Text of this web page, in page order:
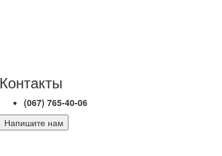
Контакты
(067) 765-40-06
Напишите нам